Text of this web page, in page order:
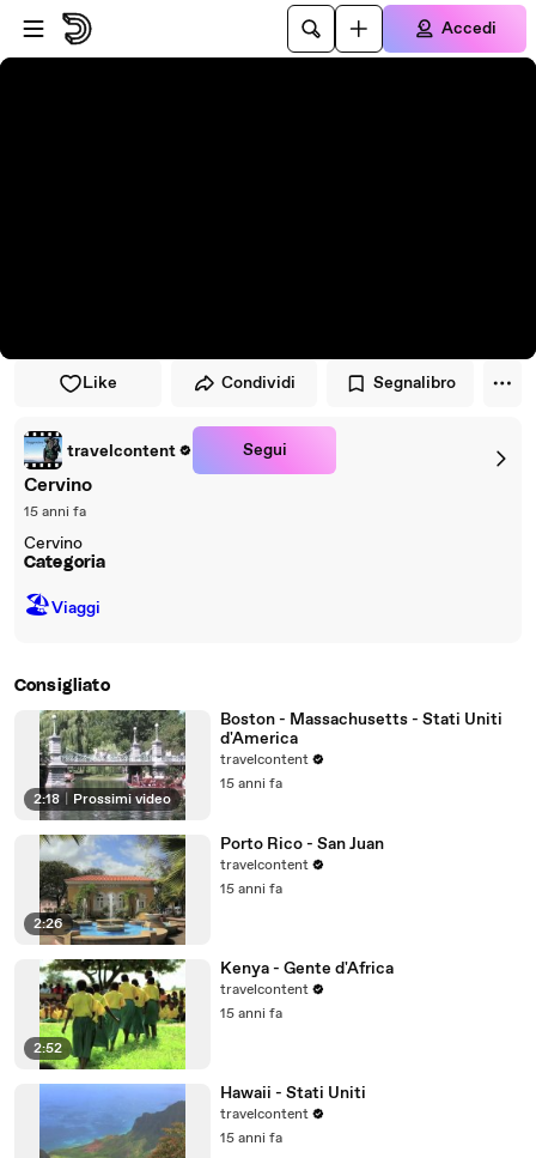
Vai al lettore
Passa al contenuto principale
Accedi
Like Condividi Segnalibro
travelcontent Segui
Cervino
15 anni fa
Cervino
Categoria
🏖Viaggi
Consigliato
2:18 Prossimi video
Boston - Massachusetts - Stati Uniti
d'America
travelcontent
15 anni fa
2:26
Porto Rico - San Juan
travelcontent
15 anni fa
2:52
Kenya - Gente d'Africa
travelcontent
15 anni fa
Hawaii - Stati Uniti
travelcontent
15 anni fa